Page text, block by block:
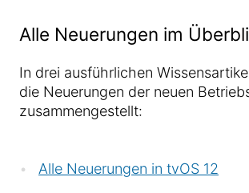
Alle Neuerungen im
In drei ausführlichen
die Neuerungen der neuen
zusammengestellt:
Alle Neuerungen in tvOS 12